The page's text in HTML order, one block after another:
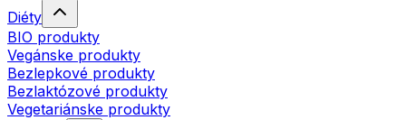
Diéty
BIO produkty
Vegánske produkty
Bezlepkové produkty
Bezlaktózové produkty
Vegetariánske produkty